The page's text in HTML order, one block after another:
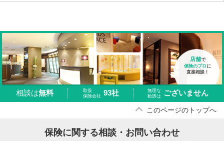
店舗で
保険のプロ に
直接相談！
相談は無料
取扱
保険会社 93社
無理な
勧誘は
ございません
このページのトップへ
保険に関する相談・お問い合わせ